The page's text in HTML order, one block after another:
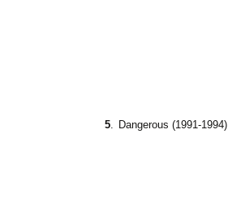
5. Dangerous (1991-1994)